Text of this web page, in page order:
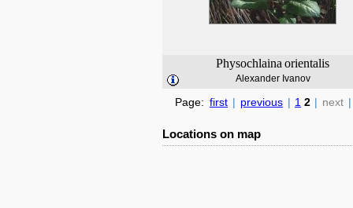
Physochlaina orientalis
Alexander Ivanov
Page: first | previous | 1 2 | next |
Locations on map